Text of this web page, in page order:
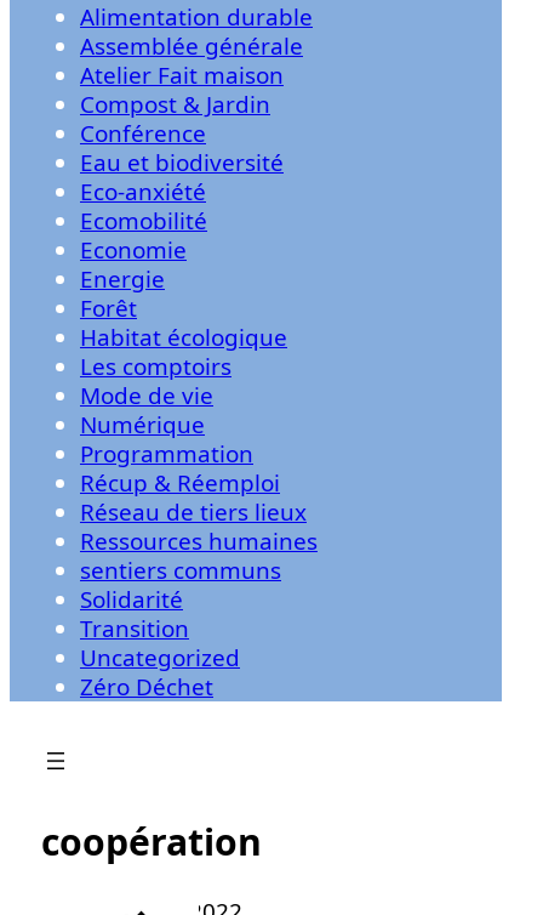
Alimentation durable
Assemblée générale
Atelier Fait maison
Compost & Jardin
Conférence
Eau et biodiversité
Eco-anxiété
Ecomobilité
Economie
Energie
Forêt
Habitat écologique
Les comptoirs
Mode de vie
Numérique
Programmation
Récup & Réemploi
Réseau de tiers lieux
Ressources humaines
sentiers communs
Solidarité
Transition
Uncategorized
Zéro Déchet
coopération